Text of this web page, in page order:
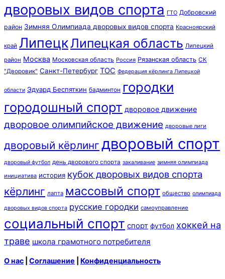
дворовых видов спорта ГТО Добровский
район Зимняя Олимпиада дворовых видов спорта Красноярский
край ЛипецкЛипецкая область Липецкий
район Москва Московская область Россия Рязанская область СК
"Дворовик" Санкт-Петербург ТОС Федерация кёрлинга Липецкой
области Эдуард Беспяткин бадминтон городки
городошный спорт дворовое движение
дворовое олимпийское движение дворовые лиги
дворовый кёрлинг дворовый спорт
дворовый футбол день дворового спорта закаливание зимняя олимпиада
инициатива история кубок дворовых видов спорта
кёрлинг лапта массовый спорт общество олимпиада
дворовых видов спорта русские городки самоуправление
социальный спорт спорт футбол хоккей на
траве школа грамотного потребителя
О нас Соглашение Конфиденциальность